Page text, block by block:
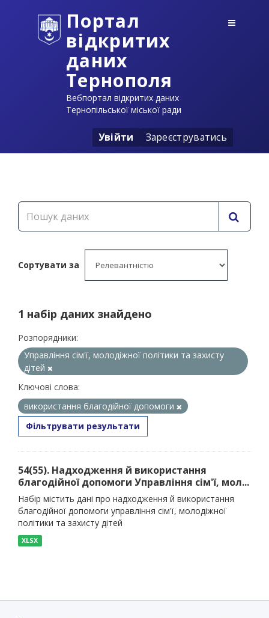
Портал
відкритих
даних
Тернополя
Вебпортал відкритих даних
Тернопільської міської ради
Увійти Зареєструватись
Сортувати за
1 набір даних знайдено
Розпорядники:
Управління сім'ї, молодіжної політики та захисту
дітей
Ключові слова:
використання благодійної допомоги
Фільтрувати результати
54(55). Надходження й використання
благодійної допомоги Управління сім'ї, мол...
Набір містить дані про надходження й використання
благодійної допомоги управління сім'ї, молодіжної
політики та захисту дітей
XLSX